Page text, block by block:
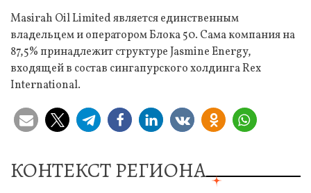
Masirah Oil Limited является единственным
владельцем и оператором Блока 50. Сама компания на
87,5% принадлежит структуре Jasmine Energy,
входящей в состав сингапурского холдинга Rex
International.
КОНТЕКСТ РЕГИОНА